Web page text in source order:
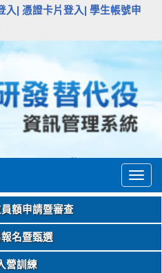
入| 憑證卡片登入|
學生帳號申
額申請暨審查
名暨甄選
營訓練